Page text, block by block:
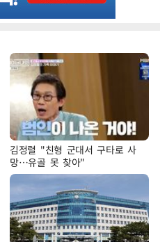
김정렬 "친형 군대서 구타로 사
망…유골 못 찾아"